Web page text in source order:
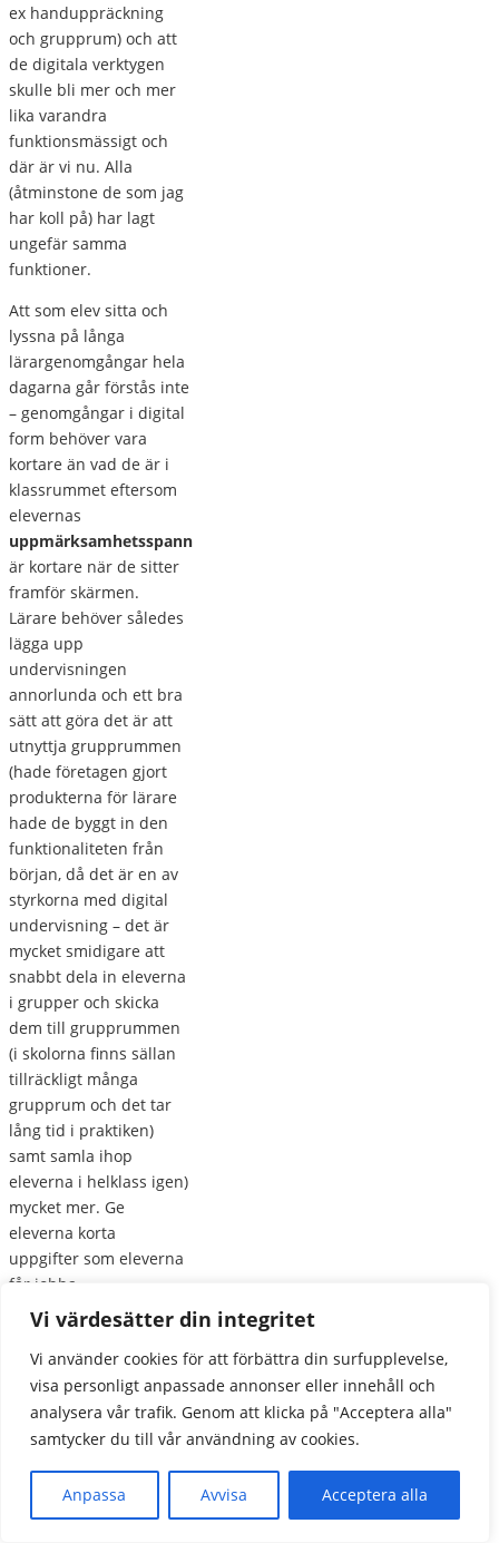
Vi värdesätter din integritet
Vi använder cookies för att förbättra din surfupplevelse,
visa personligt anpassade annonser eller innehåll och
analysera vår trafik. Genom att klicka på "Acceptera alla"
samtycker du till vår användning av cookies.
Anpassa Avvisa Acceptera alla
ex handuppräckning
och grupprum) och att
de digitala verktygen
skulle bli mer och mer
lika varandra
funktionsmässigt och
där är vi nu. Alla
(åtminstone de som jag
har koll på) har lagt
ungefär samma
funktioner.
Att som elev sitta och
lyssna på långa
lärargenomgångar hela
dagarna går förstås inte
– genomgångar i digital
form behöver vara
kortare än vad de är i
klassrummet eftersom
elevernas
uppmärksamhetsspann
är kortare när de sitter
framför skärmen.
Lärare behöver således
lägga upp
undervisningen
annorlunda och ett bra
sätt att göra det är att
utnyttja grupprummen
(hade företagen gjort
produkterna för lärare
hade de byggt in den
funktionaliteten från
början, då det är en av
styrkorna med digital
undervisning – det är
mycket smidigare att
snabbt dela in eleverna
i grupper och skicka
dem till grupprummen
(i skolorna finns sällan
tillräckligt många
grupprum och det tar
lång tid i praktiken)
samt samla ihop
eleverna i helklass igen)
mycket mer. Ge
eleverna korta
uppgifter som eleverna
får jobba
med/diskutera i
samla ihop
diskussionerna/vad
grupperna kommit fram
till i helklass (verbalt
sättet blir eleverna
mycket aktivare och en